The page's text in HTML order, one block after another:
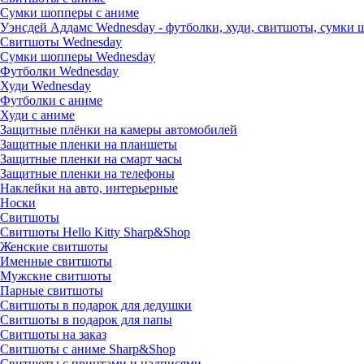
Сумки шопперы с аниме
Уэнсдей Аддамс Wednesday - футболки, худи, свитшоты, сумки
Свитшоты Wednesday
Сумки шопперы Wednesday
Футболки Wednesday
Худи Wednesday
Футболки с аниме
Худи с аниме
Защитные плёнки на камеры автомобилей
Защитные пленки на планшеты
Защитные пленки на смарт часы
Защитные пленки на телефоны
Наклейки на авто, интерьерные
Носки
Свитшоты
Cвитшоты Hello Kitty Sharp&Shop
Женские свитшоты
Именные свитшоты
Мужские свитшоты
Парные свитшоты
Свитшоты в подарок для дедушки
Свитшоты в подарок для папы
Свитшоты на заказ
Свитшоты с аниме Sharp&Shop